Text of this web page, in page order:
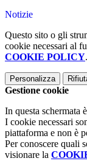
Notizie
Questo sito o gli
cookie necessari al
COOKIE POLICY.
Personalizza
Gestione cookie
In questa schermata
I cookie necessari
piattaforma e non è
Per conoscere quali
visionare la